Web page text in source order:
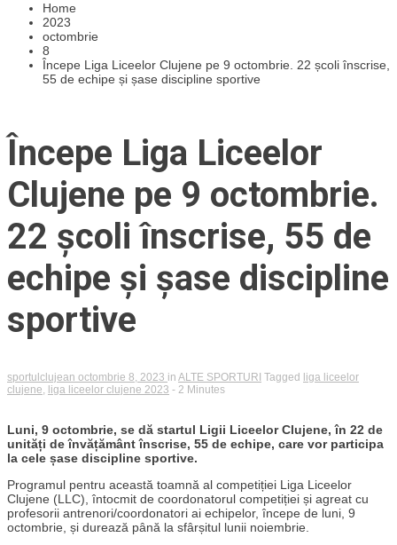
Home
2023
octombrie
8
Începe Liga Liceelor Clujene pe 9 octombrie. 22 școli înscrise,
55 de echipe și șase discipline sportive
Începe Liga Liceelor
Clujene pe 9 octombrie.
22 școli înscrise, 55 de
echipe și șase discipline
sportive
sportulclujean octombrie 8, 2023 in ALTE SPORTURI Tagged liga liceelor
clujene liga liceelor clujene 2023 - 2 Minutes
Luni, 9 octombrie, se dă startul Ligii Liceelor Clujene, în 22 de
unități de învățământ înscrise, 55 de echipe, care vor participa
la cele șase discipline sportive.
Programul pentru această toamnă al competiției Liga Liceelor
Clujene (LLC), întocmit de coordonatorul competiției și agreat cu
profesorii antrenori/coordonatori ai echipelor, începe de luni, 9
octombrie, și durează până la sfârșitul lunii noiembrie.